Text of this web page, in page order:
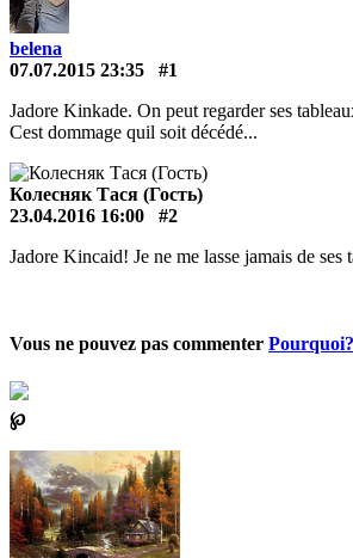
belena
07.07.2015 23:35
#1
Jadore Kinkade. On peut regarder ses
Cest dommage quil soit décédé...
Колесняк Тася (Гость)
23.04.2016 16:00
#2
Jadore Kincaid! Je ne me lasse jamais de ses
Vous ne pouvez pas commenter Pourquoi?
℘